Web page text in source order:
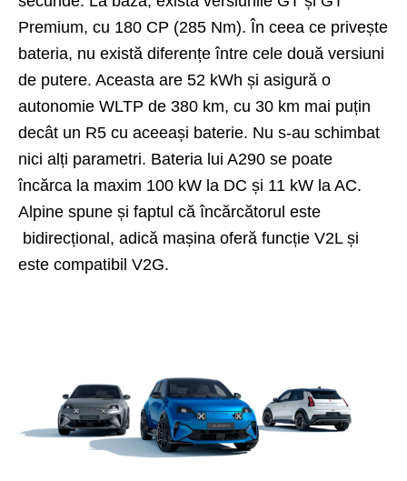
Premium, cu 180 CP (285 Nm). În ceea ce privește
bateria, nu există diferențe între cele două versiuni
de putere. Aceasta are 52 kWh și asigură o
autonomie WLTP de 380 km, cu 30 km mai puțin
decât un R5 cu aceeași baterie. Nu s-au schimbat
nici alți parametri. Bateria lui A290 se poate
încărca la maxim 100 kW la DC și 11 kW la AC.
Alpine spune și faptul că încărcătorul este
bidirecțional, adică mașina oferă funcție V2L și
este compatibil V2G.